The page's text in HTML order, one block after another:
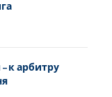
к арбитру